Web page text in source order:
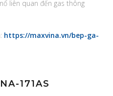
liên quan đến gas thông
https://maxvina.vn/bep-ga-
171AS